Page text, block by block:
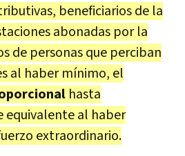
beneficiarios de la
abonadas por la
de personas que perciban
al haber mínimo, el
hasta
al haber
extraordinario.